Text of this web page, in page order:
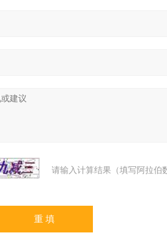
请输入计算结果（填写阿拉伯